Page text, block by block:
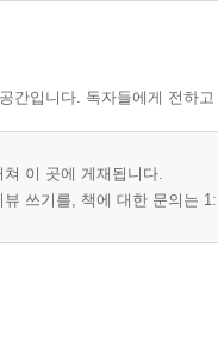
너의 삶이 될지니
간입니다. 독자들에게 전하
이 곳에 게재됩니다.
쓰기를, 책에 대한 문의는